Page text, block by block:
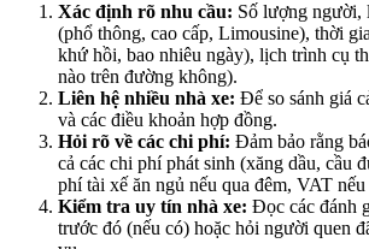
Xác định rõ nhu cầu: Số lượng người,
(phổ thông, cao cấp, Limousine), thời
khứ hồi, bao nhiêu ngày), lịch trình cụ
nào trên đường không).
Liên hệ nhiều nhà xe: Để so sánh giá
và các điều khoản hợp đồng.
Hỏi rõ về các chi phí: Đảm bảo rằng
cả các chi phí phát sinh (xăng dầu, cầu
phí tài xế ăn ngủ nếu qua đêm, VAT nếu
Kiểm tra uy tín nhà xe: Đọc các đánh
trước đó (nếu có) hoặc hỏi người quen